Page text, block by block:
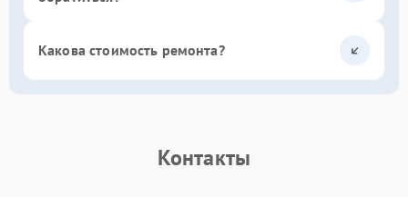
Какова стоимость ремонта?
Контакты